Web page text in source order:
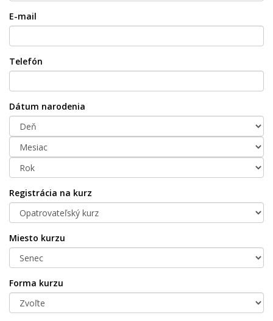
E-mail
Telefón
Dátum narodenia
Registrácia na kurz
Miesto kurzu
Forma kurzu